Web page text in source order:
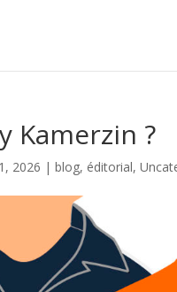
Kamerzin ?
2026 |blog, éditorial,